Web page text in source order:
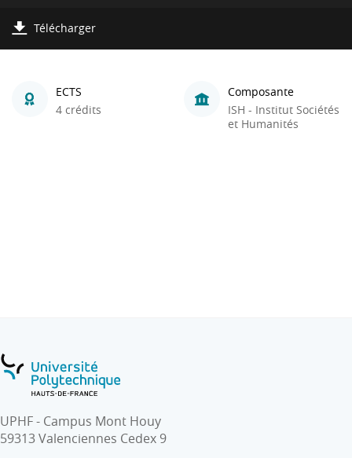
Télécharger
ECTS
4 crédits
Composante
ISH - Institut Sociétés
et Humanités
UPHF - Campus Mont Houy
59313 Valenciennes Cedex 9